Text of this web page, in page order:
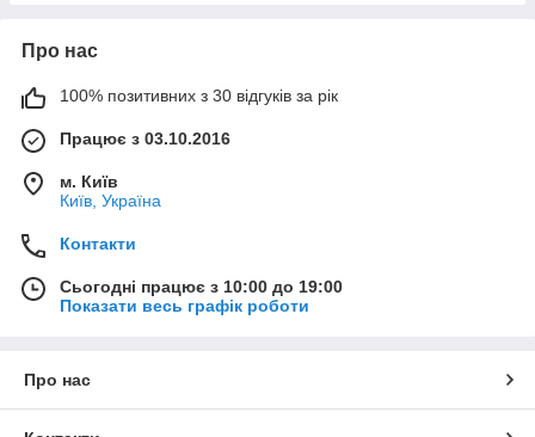
Про нас
100% позитивних з 30 відгуків за рік
Працює з 03.10.2016
м. Київ
Київ, Україна
Контакти
Сьогодні працює з 10:00 до 19:00
Показати весь графік роботи
Про нас